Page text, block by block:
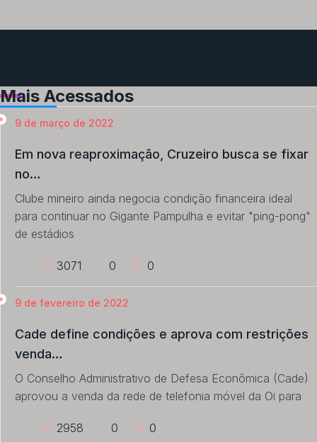
Mais Acessados
9 de março de 2022
Em nova reaproximação, Cruzeiro busca se fixar
no…
Clube mineiro ainda negocia condição financeira ideal
para continuar no Gigante Pampulha e evitar "ping-pong"
de estádios
3071 0 0
9 de fevereiro de 2022
Cade define condições e aprova com restrições
venda…
O Conselho Administrativo de Defesa Econômica (Cade)
aprovou a venda da rede de telefonia móvel da Oi para
2958 0 0